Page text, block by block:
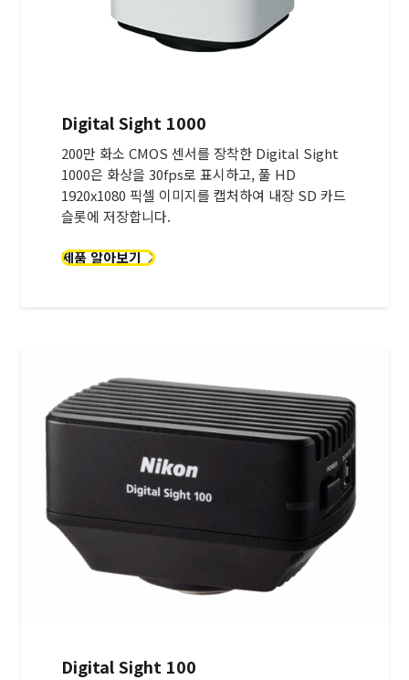
Digital Sight 1000
200만 화소 CMOS 센서를 장착한 Digital Sight
1000은 화상을 30fps로 표시하고, 풀 HD
1920x1080 픽셀 이미지를 캡처하여 내장 SD 카드
슬롯에 저장합니다.
제품 알아보기
Digital Sight 100